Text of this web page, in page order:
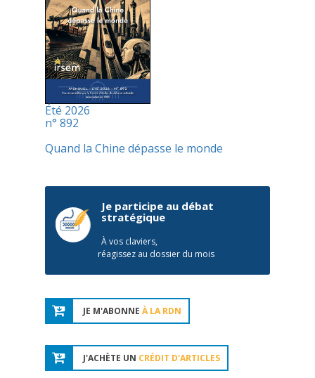
Été 2026
n° 892
Quand la Chine dépasse le monde
Je participe au débat
stratégique
À vos claviers,
réagissez au dossier du mois
JE M'ABONNE À LA RDN
J'ACHÈTE UN CRÉDIT D'ARTICLES